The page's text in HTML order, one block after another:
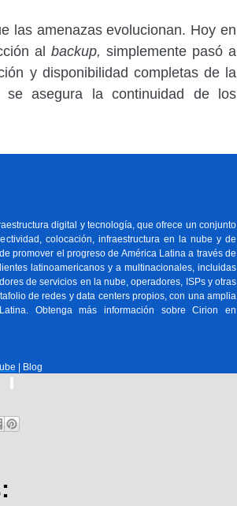
las amenazas evolucionan. Hoy en
al backup, simplemente pasó a
y disponibilidad completas de la
asegura la continuidad de los
digital y tecnología, que ofrece un conjunto
colocación, infraestructura en la nube y de
promover el progreso de América Latina a través de
latinoamericanos y a multinacionales, incluidas
de servicios en la nube, operadores, ISPs y otras
de redes y data centers propios, con una amplia
Obtenga más información sobre Cirion en
| Blog